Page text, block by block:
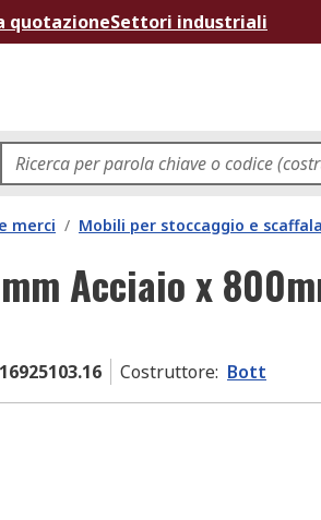
quotazioneSettori industriali
merci / Mobili per stoccaggio e
Acciaio x
16925103.16 Costruttore: Bott